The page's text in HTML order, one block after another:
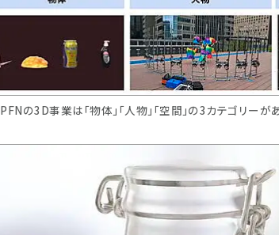
PFNの3D事業は「物体」「人物」「空間」の3カテゴリーが